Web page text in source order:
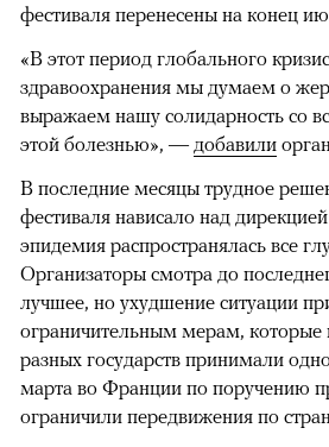
фестиваля перенесены на конец
«В этот период глобального
здравоохранения мы думаем о
выражаем нашу солидарность со
этой болезнью», — добавили
В последние месяцы трудное
фестиваля нависало над
эпидемия распространялась все
Организаторы смотра до
лучшее, но ухудшение ситуации
ограничительным мерам, которые
разных государств принимали
марта во Франции по поручению
ограничили передвижения по